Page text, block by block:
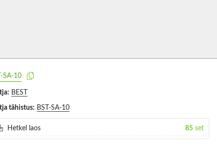
SA-10
BEST
tähistus: BST-SA-10
Hetkel laos 85 set